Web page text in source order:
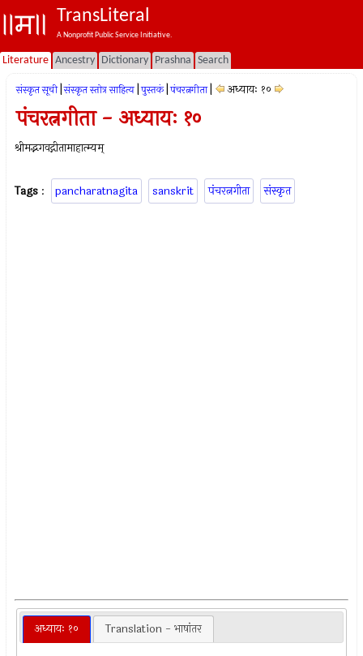
TransLiteral
A Nonprofit Public Service Initiative.
Literature Ancestry Dictionary Prashna Search
संस्कृत सूची संस्कृत स्तोत्र साहित्य पुस्तकं पंचरत्नगीता अध्यायः १०
पंचरत्नगीता - अध्यायः १०
श्रीमद्भगवद्गीतामाहात्म्यम्
Tags : pancharatnagita sanskrit पंचरत्नगीता संस्कृत
अध्यायः १० Translation - भाषांतर